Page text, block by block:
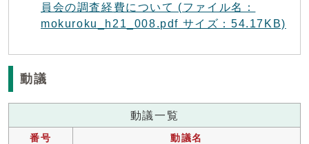
員会の調査経費について (ファイル名：
mokuroku_h21_008.pdf サイズ：54.17KB)
動議
動議一覧
番号
動議名